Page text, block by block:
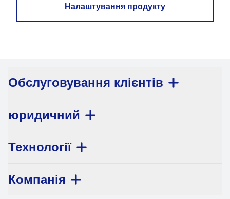
Налаштування продукту
Обслуговування клієнтів
юридичний
Технології
Компанія